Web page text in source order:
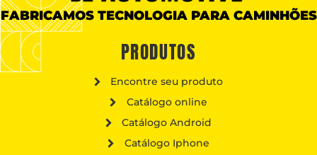
FABRICAMOS TECNOLOGIA PARA CAMINHÕES
PRODUTOS
Encontre seu produto
Catálogo online
Catálogo Android
Catálogo Iphone